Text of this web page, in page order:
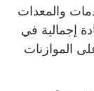
والمعدات
إجمالية في
الموازنات